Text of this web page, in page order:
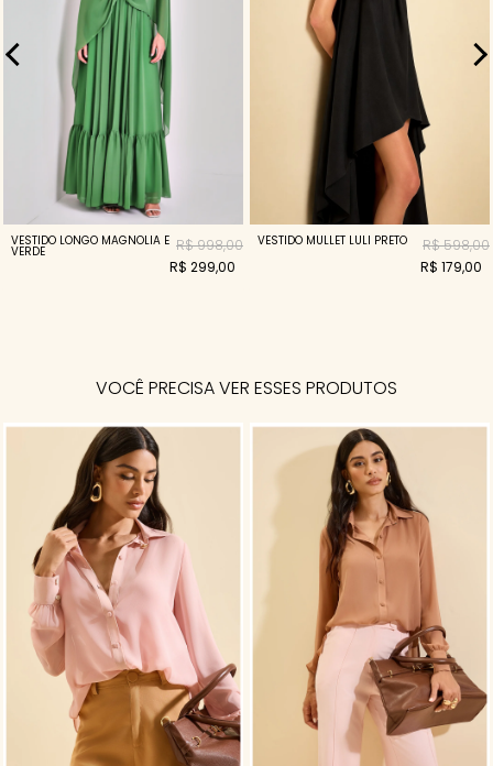
VESTIDO LONGO MAGNOLIA E
VERDE
R$ 998,00
R$ 299,00
VESTIDO MULLET LULI PRETO
R$ 598,00
R$ 179,00
VOCÊ PRECISA VER ESSES PRODUTOS